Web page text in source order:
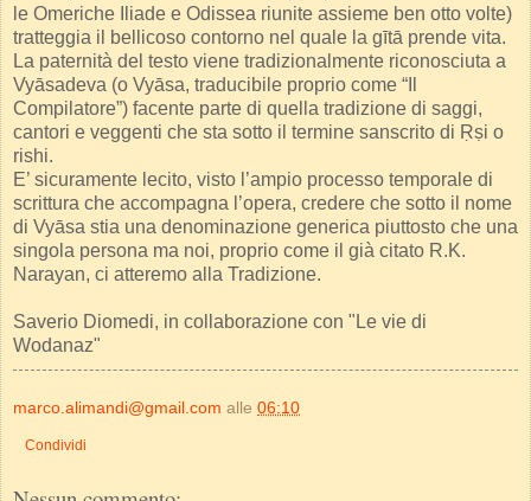
le Omeriche Iliade e Odissea riunite assieme ben otto volte)
tratteggia il bellicoso contorno nel quale la gītā prende vita.
La paternità del testo viene tradizionalmente riconosciuta a
Vyāsadeva (o Vyāsa, traducibile proprio come “Il
Compilatore”) facente parte di quella tradizione di saggi,
cantori e veggenti che sta sotto il termine sanscrito di Ṛṣi o
rishi.
E’ sicuramente lecito, visto l’ampio processo temporale di
scrittura che accompagna l’opera, credere che sotto il nome
di Vyāsa stia una denominazione generica piuttosto che una
singola persona ma noi, proprio come il già citato R.K.
Narayan, ci atteremo alla Tradizione.
Saverio Diomedi, in collaborazione con "Le vie di
Wodanaz"
marco.alimandi@gmail.com alle 06:10
Condividi